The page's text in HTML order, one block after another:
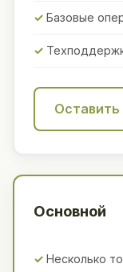
Базовые
Оставить
Основной
Несколько